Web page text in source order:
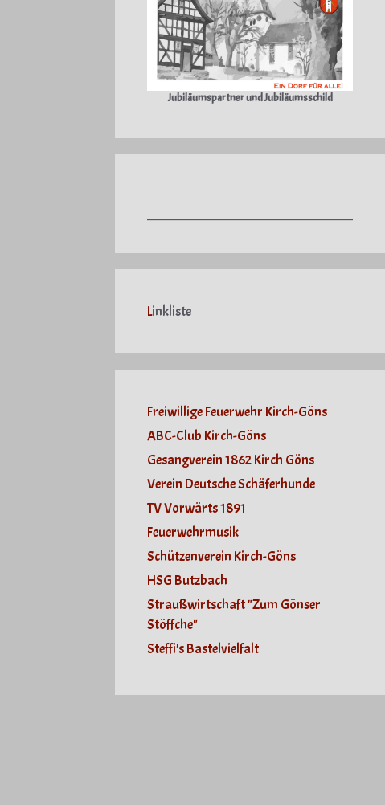
Jubiläumspartner und Jubiläumsschild
Linkliste
Freiwillige Feuerwehr Kirch-Göns
ABC-Club Kirch-Göns
Gesangverein 1862 Kirch Göns
Verein Deutsche Schäferhunde
TV Vorwärts 1891
Feuerwehrmusik
Schützenverein Kirch-Göns
HSG Butzbach
Straußwirtschaft "Zum Gönser
Stöffche"
Steffi's Bastelvielfalt